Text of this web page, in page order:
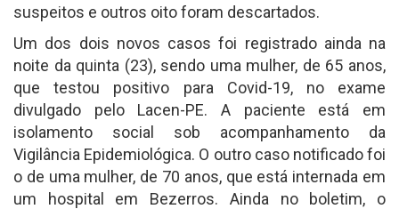
suspeitos e outros oito foram descartados.
Um dos dois novos casos foi registrado ainda na
noite da quinta (23), sendo uma mulher, de 65 anos,
que testou positivo para Covid-19, no exame
divulgado pelo Lacen-PE. A paciente está em
isolamento social sob acompanhamento da
Vigilância Epidemiológica. O outro caso notificado foi
o de uma mulher, de 70 anos, que está internada em
um hospital em Bezerros. Ainda no boletim, o